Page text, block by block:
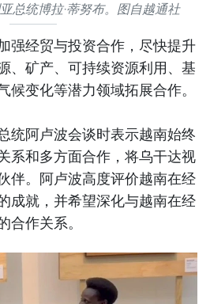
总统博拉·蒂努布。图自越通社
强经贸与投资合作，尽快提升
、矿产、可持续资源利用、基
候变化等潜力领域拓展合作。
统阿卢波会谈时表示越南始终
系和多方面合作，将乌干达视
伴。阿卢波高度评价越南在经
成就，并希望深化与越南在经
合作关系。